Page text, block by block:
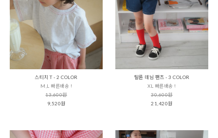
스티치 T - 2 COLOR
M,L 빠른배송 !
13,600원
9,520원
탈론 데님 팬츠 - 3 COLOR
XL 빠른배송 !
30,600원
21,420원